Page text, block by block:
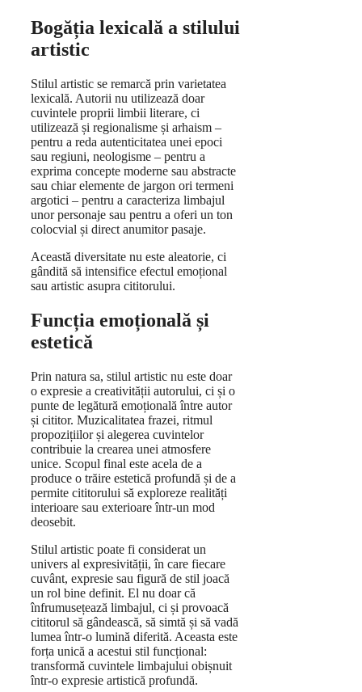
Bogăția lexicală a stilului
artistic
Stilul artistic se remarcă prin varietatea
lexicală. Autorii nu utilizează doar
cuvintele proprii limbii literare, ci
utilizează și regionalisme și arhaism –
pentru a reda autenticitatea unei epoci
sau regiuni, neologisme – pentru a
exprima concepte moderne sau abstracte
sau chiar elemente de jargon ori termeni
argotici – pentru a caracteriza limbajul
unor personaje sau pentru a oferi un ton
colocvial și direct anumitor pasaje.
Această diversitate nu este aleatorie, ci
gândită să intensifice efectul emoțional
sau artistic asupra cititorului.
Funcția emoțională și
estetică
Prin natura sa, stilul artistic nu este doar
o expresie a creativității autorului, ci și o
punte de legătură emoțională între autor
și cititor. Muzicalitatea frazei, ritmul
propozițiilor și alegerea cuvintelor
contribuie la crearea unei atmosfere
unice. Scopul final este acela de a
produce o trăire estetică profundă și de a
permite cititorului să exploreze realități
interioare sau exterioare într-un mod
deosebit.
Stilul artistic poate fi considerat un
univers al expresivității, în care fiecare
cuvânt, expresie sau figură de stil joacă
un rol bine definit. El nu doar că
înfrumusețează limbajul, ci și provoacă
cititorul să gândească, să simtă și să vadă
lumea într-o lumină diferită. Aceasta este
forța unică a acestui stil funcțional:
transformă cuvintele limbajului obișnuit
într-o expresie artistică profundă.